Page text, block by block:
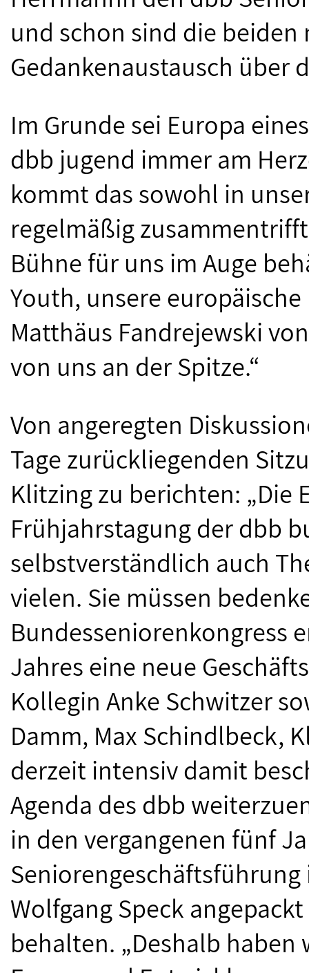
und schon sind die
Gedankenaustausch über
Im Grunde sei Europa
dbb jugend immer am
kommt das sowohl in
regelmäßig
Bühne für uns im Auge
Youth, unsere
Matthäus Fandrejewski
von uns an der Spitze.“
Von angeregten
Tage zurückliegenden
Klitzing zu berichten: „Die
Frühjahrstagung der dbb
selbstverständlich auch
vielen. Sie müssen
Bundesseniorenkongress
Jahres eine neue
Kollegin Anke Schwitzer
Damm, Max Schindlbeck,
derzeit intensiv damit
Agenda des dbb
in den vergangenen fünf
Wolfgang Speck
behalten. „Deshalb